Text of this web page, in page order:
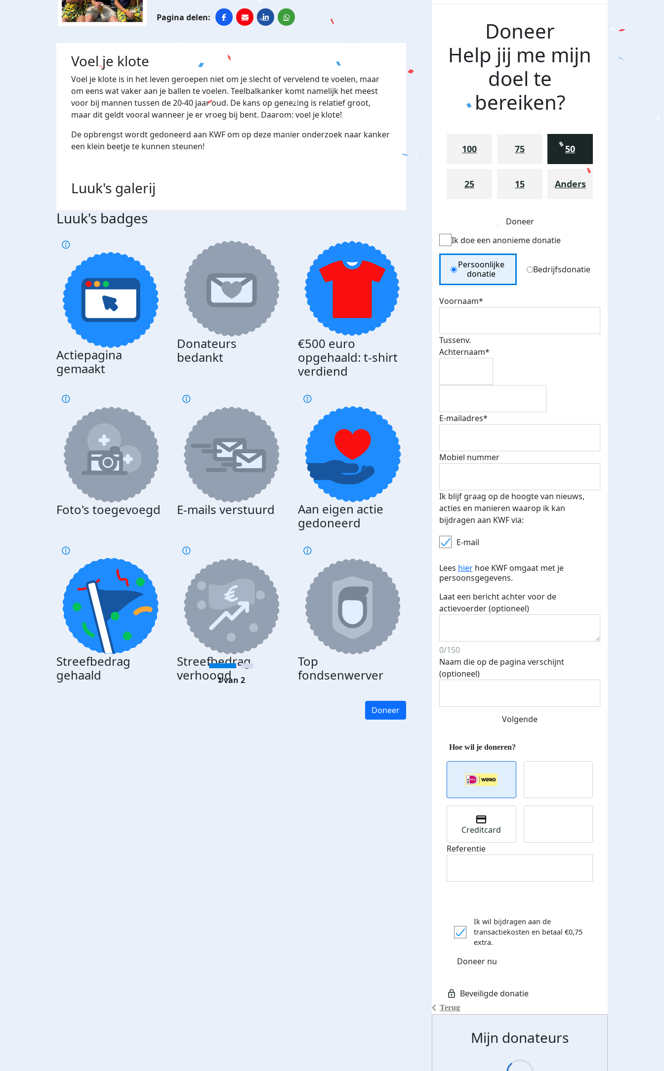
Voel je klote
Voel je klote is in het leven geroepen niet om je slecht of vervelend te voelen, maar
om eens wat vaker aan je ballen te voelen. Teelbalkanker komt namelijk het meest
voor bij mannen tussen de 20-40 jaar oud. De kans op genezing is relatief groot,
maar dit geldt vooral wanneer je er vroeg bij bent. Daarom: voel je klote!
De opbrengst wordt gedoneerd aan KWF om op deze manier onderzoek naar kanker
een klein beetje te kunnen steunen!
Luuk's galerij
Luuk's badges
Actiepagina
gemaakt
Donateurs
bedankt
€500 euro
opgehaald: t-shirt
verdiend
Foto's toegevoegd E-mails verstuurd
Aan eigen actie
gedoneerd
Streefbedrag
gehaald
Streefbedrag
verhoogd
Top
fondsenwerver
Gedeeld op social
1 van 2
Doneer
Doneer
Help jij me mijn
doel te
bereiken?
100 75 50
25 15 Anders
Doneer
Ik doe een anonieme donatie
Donation Type
Persoonlijke
donatie
Bedrijfsdonatie
Voornaam*
Tussenv.
Achternaam*
E-mailadres*
Mobiel nummer
Ik blijf graag op de hoogte van nieuws,
acties en manieren waarop ik kan
bijdragen aan KWF via:
E-mail
Lees hier hoe KWF omgaat met je
persoonsgegevens.
Laat een bericht achter voor de
actievoerder (optioneel)
0/150
Naam die op de pagina verschijnt
(optioneel)
Volgende
Terug
Creditcard
Referentie
Ik wil bijdragen aan de
transactiekosten en betaal €0,75
extra.
Doneer nu
Mijn donateurs